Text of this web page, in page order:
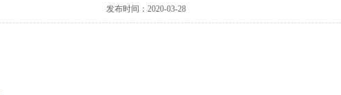
发布时间：2020-03-28